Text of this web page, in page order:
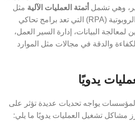
وهي تشمل أتمتة العمليات الآلية مثل
عمليات الأعمال (BPA) أو الروبوتية (RPA) التي تعد برامج تحاكي
لمعالجة البيانات، إدارة السير العمل،
والدقة في مجالات مثل الموارد
يدويًا
يواجه تحديات عديدة تؤثر على
مشاكل تشغيل العمليات يدويًا ما يلي: